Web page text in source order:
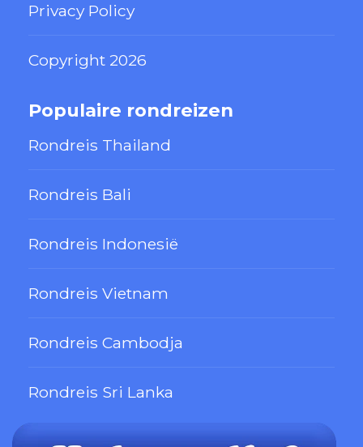
Privacy Policy
Copyright 2026
Populaire rondreizen
Rondreis Thailand
Rondreis Bali
Rondreis Indonesië
Rondreis Vietnam
Rondreis Cambodja
Rondreis Sri Lanka